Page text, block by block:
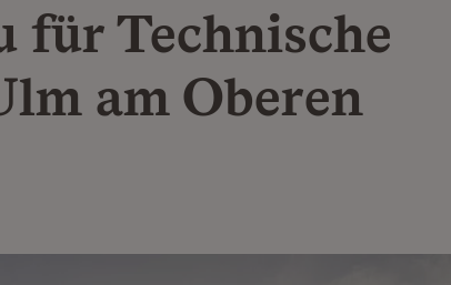
für Technische
am Oberen